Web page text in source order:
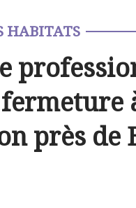
HABITATS
fermeture
près de